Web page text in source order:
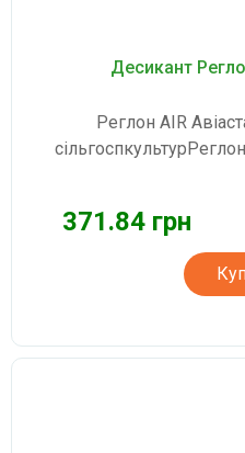
Десикант
Реглон AIR
371.84 грн